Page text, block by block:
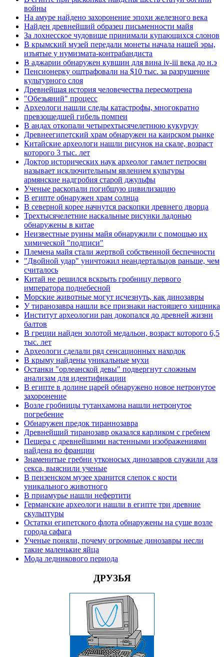
войны
На амуре найдено захоронение эпохи железного века
Найден древнейший образец письменности майя
За лохнесское чудовище принимали купающихся слонов
В крымский музей передали монеты начала нашей эры,
изъятые у нумизмата-контрабандиста
В аджарии обнаружен кувшин для вина iv-iii века до н.э
Пенсионерку оштрафовали на $10 тыс. за разрушение
культурного слоя
Древнейшая история человечества пересмотрена
"Обезьяний" процесс
Археологи нашли следы катастрофы, многократно
превзошедшей гибель помпеи
В андах откопали четырехтысячелетнюю кукурузу
Древнеегипетский храм обнаружен на каирском рынке
Китайские археологи нашли рисунок на скале, возраст
которого 3 тыс. лет
Доктор исторических наук археолог гамлет петросян
называет исключительным явлением культуры
армянские надгробия старой джульфы
Ученые раскопали погибшую цивилизацию
В египте обнаружен храм солнца
В северной корее начнутся раскопки древнего дворца
Трехтысячелетние наскальные рисунки ладонью
обнаружены в китае
Неизвестные руины майя обнаружили с помощью их
химической "подписи"
Племена майя стали жертвой собственной беспечности
"Двойной удар" уничтожил неандертальцов раньше, чем
считалось
Китай не решился вскрыть гробницу первого
императора поднебесной
Морские животные могут исчезнуть, как динозавры
У тиранозавра нашли все признаки настоящего хищника
Институт археологии ран докопался до древней жизни
балтов
В греции найден золотой медальон, возраст которого 6,5
тыс. лет
Археологи сделали ряд сенсационных находок
В крыму найдены уникальные мухи
Останки "орлеанской девы" подвергнут сложным
анализам для идентификации
В египте в долине царей обнаружено новое нетронутое
захоронение
Возле гробницы тутанхамона нашли нетронутое
погребение
Обнаружен предок тираннозавра
Древнейший тиранозавр оказался карликом с гребнем
Пещера с древнейшими настенными изображениями
найдена во франции
Знаменитые гребни утконосых динозавров служили для
секса, выяснили ученые
В пензенском музее хранится слепок с кости
уникального животного
В приамурье нашли нефертити
Германские археологи нашли в египте три древние
скульптуры
Остатки египетского флота обнаружены на суше возле
города сафага
Ученые поняли, почему огромные динозавры несли
такие маленькие яйца
Мода ледникового периода
ДРУЗЬЯ